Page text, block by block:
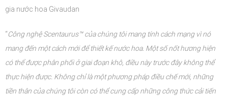
gia nước hoa Givaudan
“Công nghệ Scentaurus™ của chúng tôi mang tính cách mạng vì nó
mang đến một cách mới để thiết kế nước hoa. Một số nốt hương hiện
có thể được phân phối ở giai đoạn khô, điều này trước đây không thể
thực hiện được. Không chỉ là một phương pháp điều chế mới, những
tiền thân của chúng tôi còn có thể cung cấp những công thức cải tiến